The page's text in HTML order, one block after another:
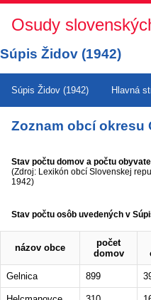
Osudy
Súpis Židov (1942)
Súpis Židov (1942) Hlavná
Zoznam obcí okresu
Stav počtu domov a počtu
(Zdroj: Lexikón obcí Slovenskej
1942)
Stav počtu osôb uvedených v
názov obce
počet
domov
Gelnica 899